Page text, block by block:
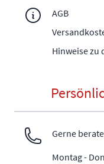
AGB
Hinweise zu
Gerne
Montag -